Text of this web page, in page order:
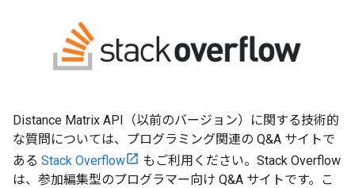
Distance Matrix API（以前のバージョン）に関する技術的
な質問については、プログラミング関連の Q&A サイトで
ある Stack Overflow
もご利用ください。Stack Overflow
は、参加編集型のプログラマー向け Q&A サイトです。こ